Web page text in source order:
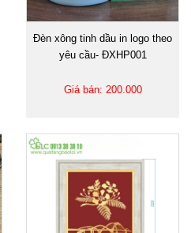
Đèn xông tinh dầu in logo theo
yêu cầu- ĐXHP001
Giá bán: 200.000